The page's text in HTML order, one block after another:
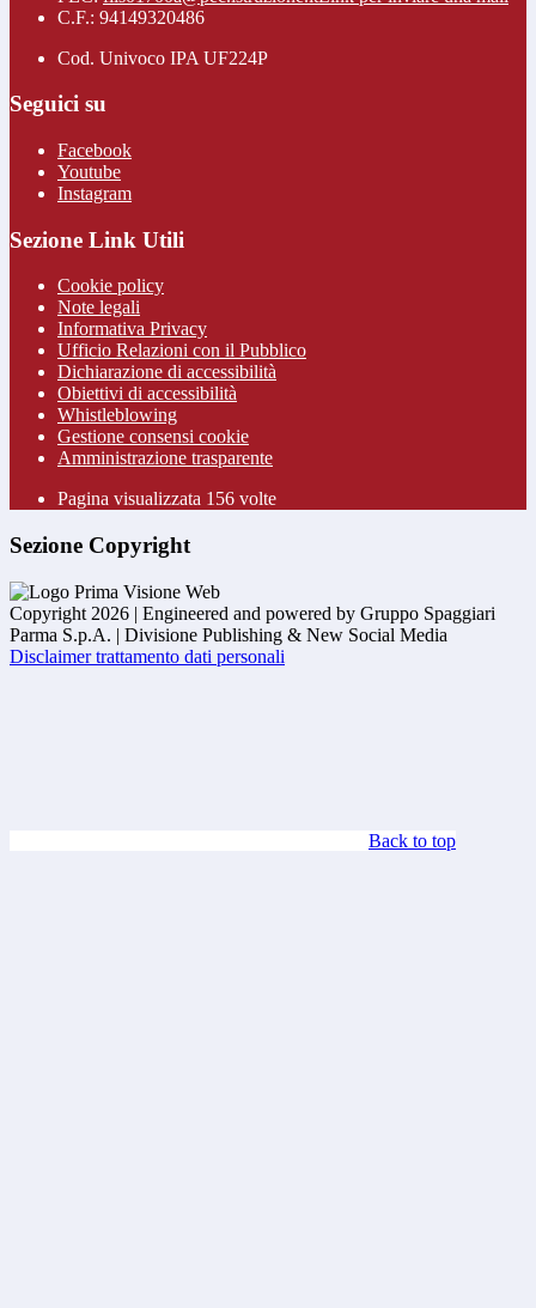
C.F.: 94149320486
Cod. Univoco IPA UF224P
Seguici su
Facebook
Youtube
Instagram
Sezione Link Utili
Cookie policy
Note legali
Informativa Privacy
Ufficio Relazioni con il Pubblico
Dichiarazione di accessibilità
Obiettivi di accessibilità
Whistleblowing
Gestione consensi cookie
Amministrazione trasparente
Pagina visualizzata 156 volte
Sezione Copyright
Copyright 2026 | Engineered and powered by Gruppo Spaggiari
Parma S.p.A. | Divisione Publishing & New Social Media
Disclaimer trattamento dati personali
Back to top